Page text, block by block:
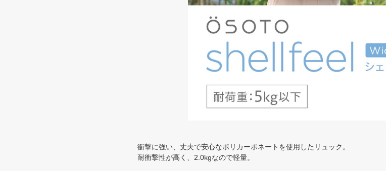
衝撃に強い、丈夫で安心なポリカーボネートを使用したリュック。
耐衝撃性が高く、2.0kgなので軽量。